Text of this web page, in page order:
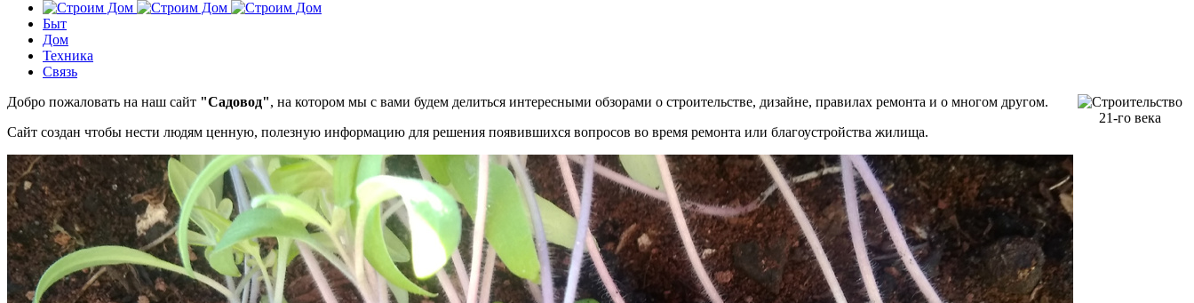
Быт
Дом
Техника
Связь
Добро пожаловать на наш сайт "Садовод", на котором мы с вами будем делиться интересными обзорами о строительстве, дизайне, правилах ремонта и о многом другом.
Сайт создан чтобы нести людям ценную, полезную информацию для решения появившихся вопросов во время ремонта или благоустройства жилища.